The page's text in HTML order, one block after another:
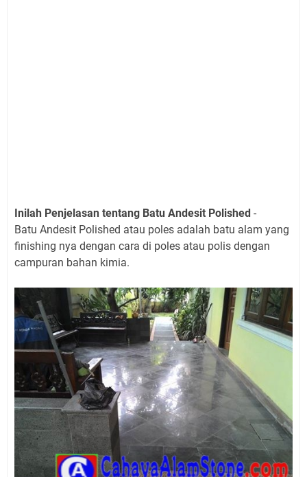
Inilah Penjelasan tentang Batu Andesit Polished -
Batu Andesit Polished atau poles adalah batu alam yang
finishing nya dengan cara di poles atau polis dengan
campuran bahan kimia.